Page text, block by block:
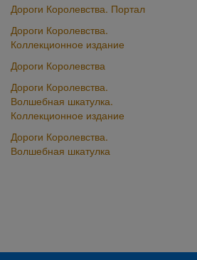
Дороги Королевства. Портал
Дороги Королевства.
Коллекционное издание
Дороги Королевства
Дороги Королевства.
Волшебная шкатулка.
Коллекционное издание
Дороги Королевства.
Волшебная шкатулка